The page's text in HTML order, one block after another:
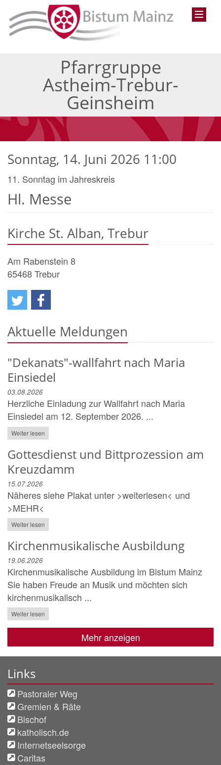
Pfarrgruppe
Astheim-Trebur-
Geinsheim
Hl. Messe
Sonntag, 14. Juni 2026 11:00
11. Sonntag im Jahreskreis
Kirche St. Alban, Trebur
Am Rabenstein 8
65468Trebur
Aktuelle Meldungen
"Dekanats"-wallfahrt nach Maria
Einsiedel
03.08.2026
Herzliche Einladung zur Wallfahrt nach Maria
Einsiedel am 12. September 2026. ...
Weiter lesen
Gottesdienst und Bittprozession am
Kreuzdamm
15.07.2026
Näheres siehe Plakat unter >weiterlesen< und
>MEHR<
Weiter lesen
Kirchenmusikalische Ausbildung
19.06.2026
Kirchenmusikalische Ausbildung im Bistum Mainz
Sie haben Freude an Musik und möchten sich
kirchenmusikalisch ...
Weiter lesen
Mehr anzeigen
Links
Pastoraler Weg
Gremien & Räte
Bischof
katholisch.de
Internetseelsorge
Caritas